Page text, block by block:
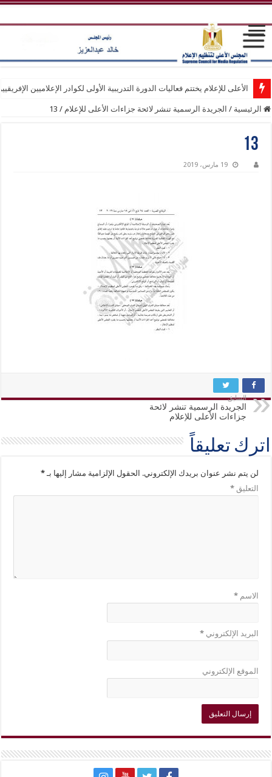
الأعلى للإعلام يختتم فعاليات الدورة التدريبية الأولى لكوادر الإعلاميين
الرئيسية / الجريدة الرسمية تنشر لائحة جزاءات الأعلى للإعلام /
13
13
19 مارس، 2019
السابق
الجريدة الرسمية تنشر لائحة
جزاءات الأعلى للإعلام
اترك تعليقاً
لن يتم نشر عنوان بريدك الإلكتروني. الحقول الإلزامية مشار إليها بـ*
التعليق*
الاسم*
البريد الإلكتروني*
الموقع الإلكتروني